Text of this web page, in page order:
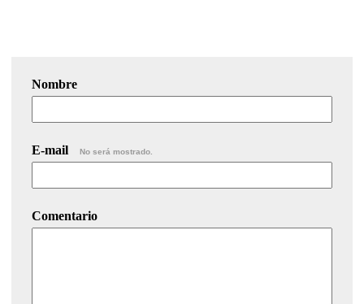
Nombre
E-mail No será mostrado.
Comentario